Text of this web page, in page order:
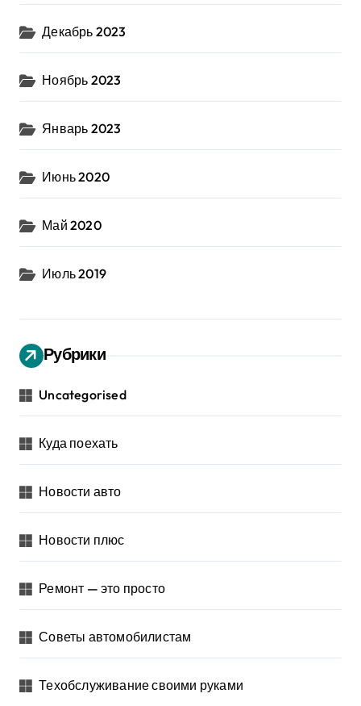
Декабрь 2023
Ноябрь 2023
Январь 2023
Июнь 2020
Май 2020
Июль 2019
Рубрики
Uncategorised
Куда поехать
Новости авто
Новости плюс
Ремонт — это просто
Советы автомобилистам
Техобслуживание своими руками